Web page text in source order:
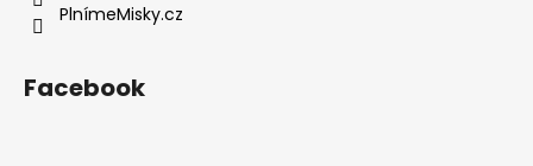
PlnímeMisky.cz
Facebook